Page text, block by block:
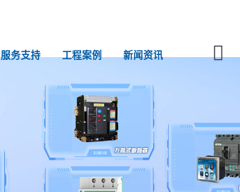
服务支持 工程案例 新闻资讯